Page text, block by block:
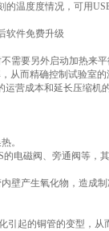
温度度情况，可用
软件免费升级
需要另外启动加热来
从而精确控制试验室的
营成本和延长压缩机
。
电磁阀、旁通阀等，
壁产生氧化物，造成
起的铜管的变型，从